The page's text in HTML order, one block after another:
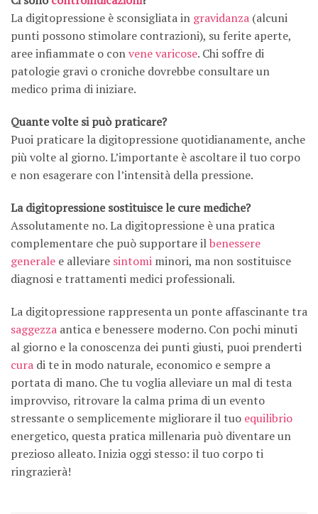
La digitopressione è sconsigliata in gravidanza (alcuni
punti possono stimolare contrazioni), su ferite aperte,
aree infiammate o convene varicose. Chi soffre di
patologie gravi o croniche dovrebbe consultare un
medico prima di iniziare.
Quante volte si può praticare?
Puoi praticare la digitopressione quotidianamente, anche
più volte al giorno. L’importante è ascoltare il tuo corpo
e non esagerare con l’intensità della pressione.
La digitopressione sostituisce le cure mediche?
Assolutamente no. La digitopressione è una pratica
complementare che può supportare ilbenessere
generale e alleviare sintomi minori, ma non sostituisce
diagnosi e trattamenti medici professionali.
La digitopressione rappresenta un ponte affascinante tra
saggezza antica e benessere moderno. Con pochi minuti
al giorno e la conoscenza dei punti giusti, puoi prenderti
cura di te in modo naturale, economico e sempre a
portata di mano. Che tu voglia alleviare un mal di testa
improvviso, ritrovare la calma prima di un evento
stressante o semplicemente migliorare il tuo equilibrio
energetico, questa pratica millenaria può diventare un
prezioso alleato. Inizia oggi stesso: il tuo corpo ti
ringrazierà!